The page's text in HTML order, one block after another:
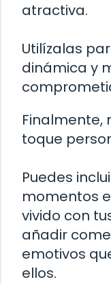
atractiva.
Utilízalas
dinámica y
Finalmente,
toque
Puedes
momentos
vivido con
añadir
emotivos
ellos.